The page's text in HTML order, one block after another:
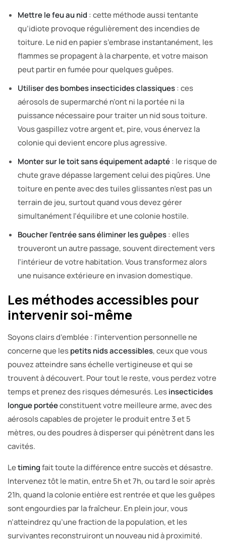
Mettre le feu au nid : cette méthode aussi tentante
qu’idiote provoque régulièrement des incendies de
toiture. Le nid en papier s’embrase instantanément, les
flammes se propagent à la charpente, et votre maison
peut partir en fumée pour quelques guêpes.
Utiliser des bombes insecticides classiques: ces
aérosols de supermarché n’ont ni la portée ni la
puissance nécessaire pour traiter un nid sous toiture.
Vous gaspillez votre argent et, pire, vous énervez la
colonie qui devient encore plus agressive.
Monter sur le toit sans équipement adapté: le risque de
chute grave dépasse largement celui des piqûres. Une
toiture en pente avec des tuiles glissantes n’est pas un
terrain de jeu, surtout quand vous devez gérer
simultanément l’équilibre et une colonie hostile.
Boucher l’entrée sans éliminer les guêpes: elles
trouveront un autre passage, souvent directement vers
l’intérieur de votre habitation. Vous transformez alors
une nuisance extérieure en invasion domestique.
Les méthodes accessibles pour
intervenir soi-même
Soyons clairs d’emblée : l’intervention personnelle ne
concerne que lespetits nids accessibles, ceux que vous
pouvez atteindre sans échelle vertigineuse et qui se
trouvent à découvert. Pour tout le reste, vous perdez votre
temps et prenez des risques démesurés. Lesinsecticides
longue portéeconstituent votre meilleure arme, avec des
aérosols capables de projeter le produit entre 3 et 5
mètres, ou des poudres à disperser qui pénètrent dans les
cavités.
Letimingfait toute la différence entre succès et désastre.
Intervenez tôt le matin, entre 5h et 7h, ou tard le soir après
21h, quand la colonie entière est rentrée et que les guêpes
sont engourdies par la fraîcheur. En plein jour, vous
n’atteindrez qu’une fraction de la population, et les
survivantes reconstruiront un nouveau nid à proximité.